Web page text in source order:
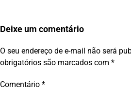
Deixe um comentário
O seu endereço de e-mail não será
obrigatórios são marcados com *
Comentário *